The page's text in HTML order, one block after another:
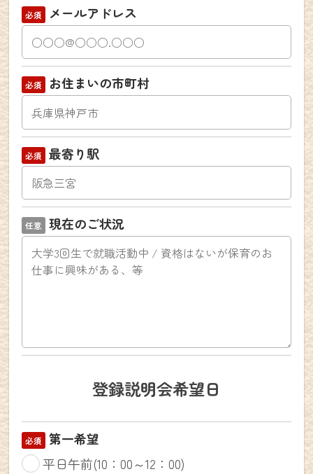
メールアドレス
お住まいの市町村
最寄り駅
現在のご状況
登録説明会希望日
第一希望
平日午前(10：00～12：00)